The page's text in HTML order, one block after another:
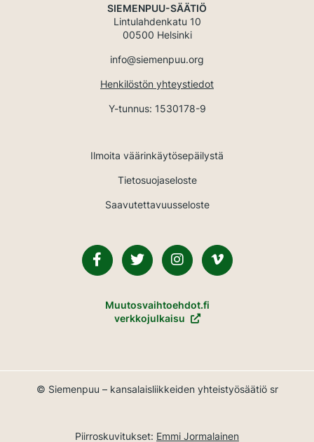
SIEMENPUU-SÄÄTIÖ
Lintulahdenkatu 10
00500 Helsinki
info@siemenpuu.org
Henkilöstön yhteystiedot
Y-tunnus: 1530178-9
Ilmoita väärinkäytösepäilystä
Tietosuojaseloste
Saavutettavuusseloste
FacebookTwitter InstagramVimeo
Muutosvaihtoehdot.fi
verkkojulkaisu
© Siemenpuu – kansalaisliikkeiden yhteistyösäätiö sr
Piirroskuvitukset: Emmi Jormalainen